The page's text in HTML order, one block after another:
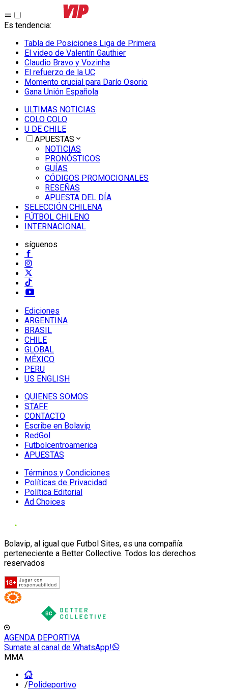
Es tendencia:
Tabla de Posiciones Liga de Primera
El video de Valentín Gauthier
Claudio Bravo y Vozinha
El refuerzo de la UC
Momento crucial para Darío Osorio
Gana Unión Española
ULTIMAS NOTICIAS
COLO COLO
U DE CHILE
APUESTAS
NOTICIAS
PRONÓSTICOS
GUÍAS
CÓDIGOS PROMOCIONALES
RESEÑAS
APUESTA DEL DÍA
SELECCIÓN CHILENA
FÚTBOL CHILENO
INTERNACIONAL
síguenos
Ediciones
ARGENTINA
BRASIL
CHILE
GLOBAL
MÉXICO
PERU
US ENGLISH
QUIENES SOMOS
STAFF
CONTACTO
Escribe en Bolavip
RedGol
Futbolcentroamerica
APUESTAS
Términos y Condiciones
Políticas de Privacidad
Política Editorial
Ad Choices
Bolavip, al igual que Futbol Sites, es una compañía
perteneciente a Better Collective. Todos los derechos
reservados
AGENDA DEPORTIVA
Sumate al canal de WhatsApp!
MMA
/Polideportivo